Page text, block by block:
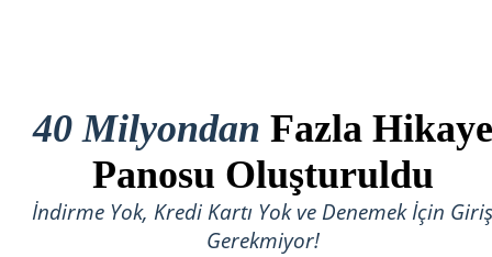
40 Milyondan Fazla Hikaye
Panosu Oluşturuldu
İndirme Yok, Kredi Kartı Yok ve Denemek İçin Giriş
Gerekmiyor!